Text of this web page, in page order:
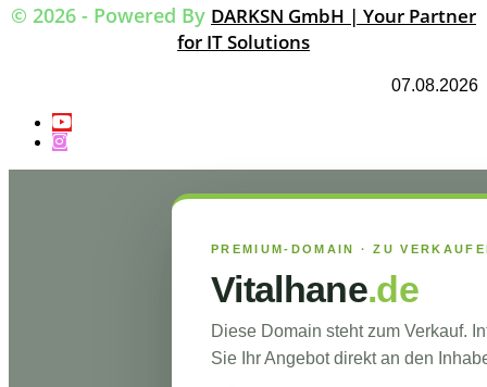
© 2026 - Powered By DARKSN GmbH | Your Partner
for IT Solutions
07.08.2026
PREMIUM-DOMAIN · ZU
Vitalhane.de
Diese Domain steht zum Verkauf.
Sie Ihr Angebot direkt an den